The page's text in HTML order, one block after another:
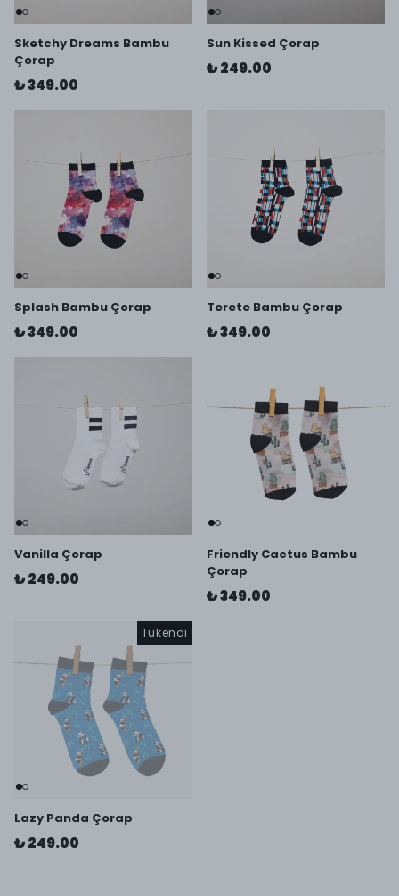
Sketchy Dreams Bambu
Çorap
₺ 349.00
Sun Kissed Çorap
₺ 249.00
Splash Bambu Çorap
₺ 349.00
Terete Bambu Çorap
₺ 349.00
Vanilla Çorap
₺ 249.00
Friendly Cactus Bambu
Çorap
₺ 349.00
Tükendi
Lazy Panda Çorap
₺ 249.00